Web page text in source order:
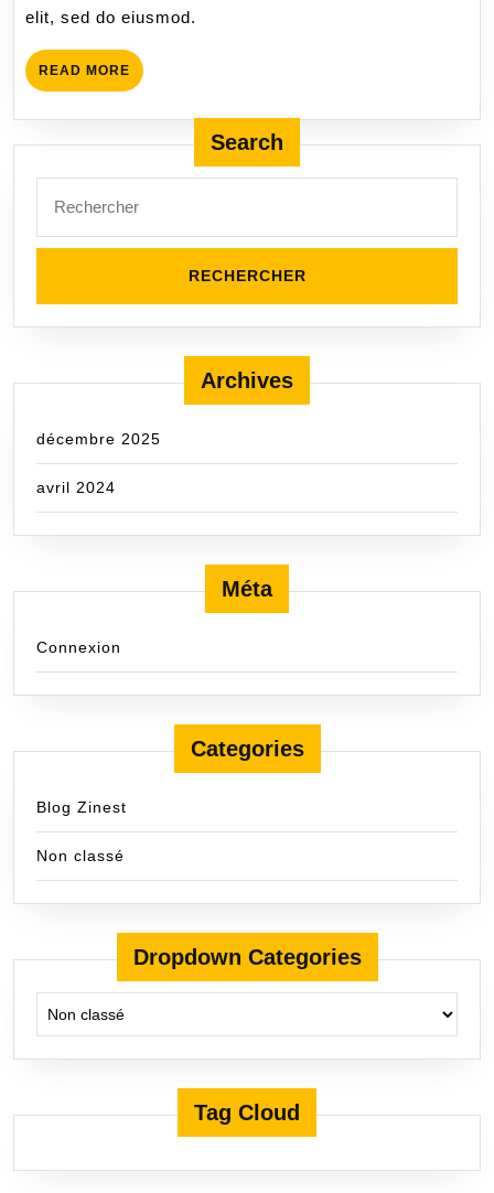
elit, sed do eiusmod.
READ MORE
Search
Archives
décembre 2025
avril 2024
Méta
Connexion
Categories
Blog Zinest
Non classé
Dropdown Categories
Tag Cloud